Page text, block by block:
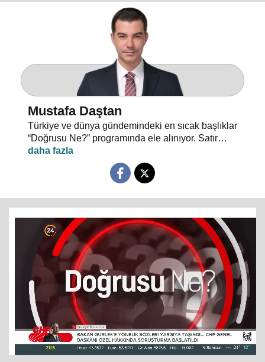
Mustafa Daştan
Türkiye ve dünya gündemindeki en sıcak başlıklar
“Doğrusu Ne?” programında ele alınıyor. Satır
aralarında saklı kalmış gerçekler, gündemin
temposunda gözden kaçan ayrıntılar masaya